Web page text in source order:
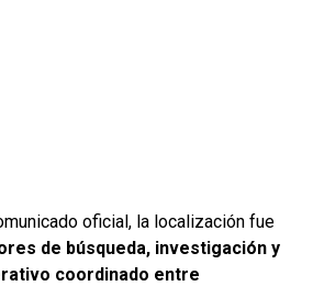
oficial, la localización fue
de búsqueda, investigación y
coordinado entre